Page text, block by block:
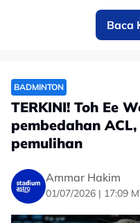
Keputusan itu
kalendar MotoGP,
Sepang sebagai antara
Litar Antarabangsa
MotoGP pada 1999 dan
perlumbaan pada
pandemik COVID-19.
Sepanjang lebih dua
Prix Malaysia berjaya
peminat dari dalam dan
impak positif kepada
pembangunan industri
Baca
BADMINTON
TERKINI! Toh Ee
pembedahan
pemulihan
Ammar Hakim
01/07/2026 | 17:09